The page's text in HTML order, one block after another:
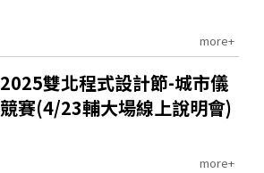
more+
2025雙北程式設計節-城市儀
賽(4/23輔大場線上說明會)
more+